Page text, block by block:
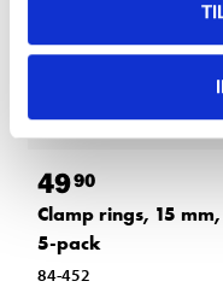
4990
Clamp rings, 15 mm,
5-pack
84-452